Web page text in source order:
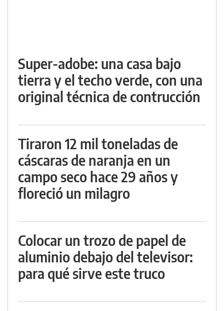
Super-adobe: una casa bajo
tierra y el techo verde, con una
original técnica de contrucción
Tiraron 12 mil toneladas de
cáscaras de naranja en un
campo seco hace 29 años y
floreció un milagro
Colocar un trozo de papel de
aluminio debajo del televisor:
para qué sirve este truco